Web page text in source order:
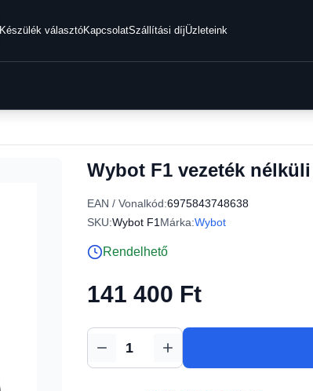
Készülék választóKapcsolatSzállítási díjÜzleteink
Wybot F1 vezeték
EAN / Vonalkód:6975843748638
SKU:Wybot F1 Márka:Wybot
Rendelhető
141 400 Ft
Mennyiség